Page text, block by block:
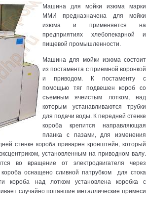
Машина для мойки изюма марки
ММИ предназначена для мойки
изюма и применяется на
предприятиях хлебопекарной и
пищевой промышленности.
Машина для мойки изюма состоит
из постамента с приемной воронкой
и приводом. К постаменту с
помощью тяг подвешен короб со
съемным ячеистым лотком, над
которым устанавливаются трубки
для подачи воды. К передней стенке
короба крепится направляющая
планка с пазами, для изменения
стенке короба приварен кронштейн, который
установленным на приводном валу.
во вращение от электродвигателя через
оснащено сливной патрубком для стока
короба над лотком установлена коробка с
случайно попавшие металлические примеси